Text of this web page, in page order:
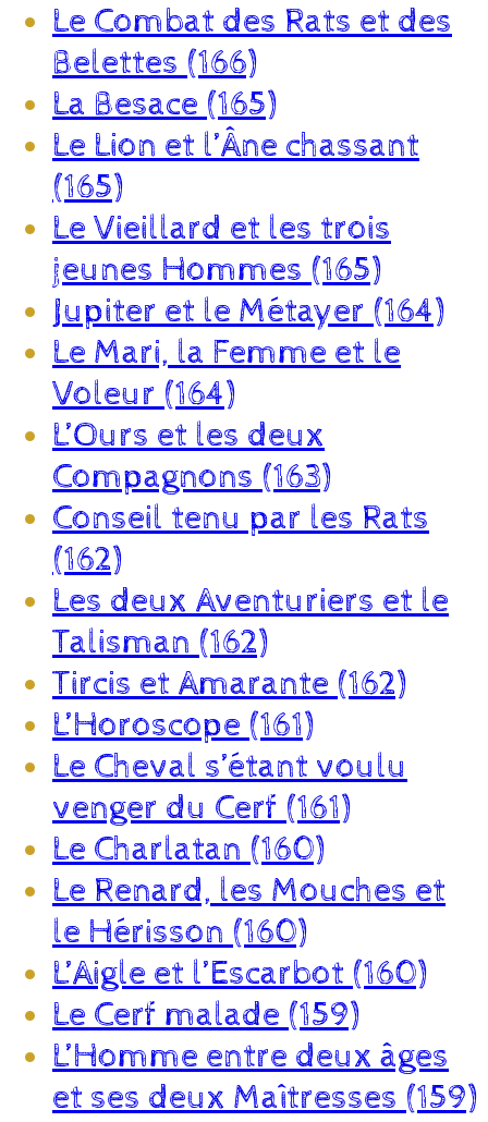
Le Combat des Rats et des
Belettes (166)
La Besace (165)
Le Lion et l’Âne chassant
(165)
Le Vieillard et les trois
jeunes Hommes (165)
Jupiter et le Métayer (164)
Le Mari, la Femme et le
Voleur (164)
L’Ours et les deux
Compagnons (163)
Conseil tenu par les Rats
(162)
Les deux Aventuriers et le
Talisman (162)
Tircis et Amarante (162)
L’Horoscope (161)
Le Cheval s’étant voulu
venger du Cerf (161)
Le Charlatan (160)
Le Renard, les Mouches et
le Hérisson (160)
L’Aigle et l’Escarbot (160)
Le Cerf malade (159)
L’Homme entre deux âges
et ses deux Maîtresses (159)